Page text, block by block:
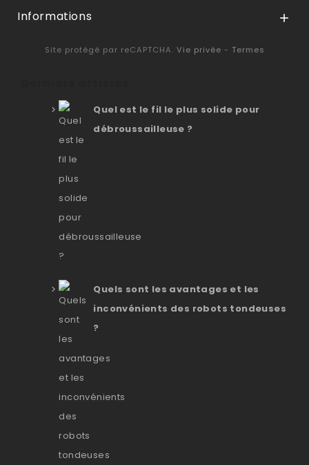
Informations 
Site protégé par reCAPTCHA. Vie privée - Termes
Quel est le fil le plus solide pour
débroussailleuse ?
Quels sont les avantages et les
inconvénients des robots tondeuses
?